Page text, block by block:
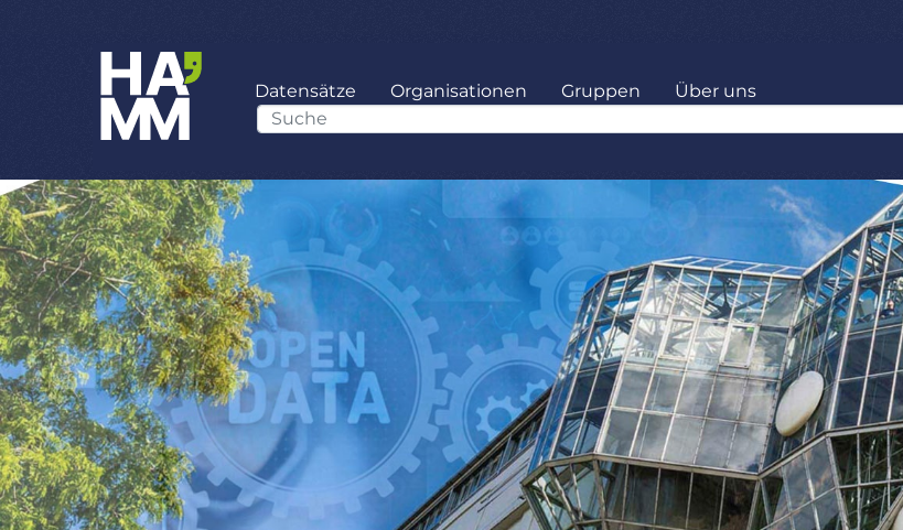
Datensätze Organisationen Gruppen Über uns